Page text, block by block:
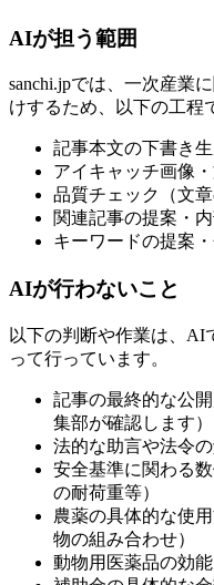
AIが担う範囲
sanchi.jpでは、一次産業
けするため、以下の工程
記事本文の下書き
アイキャッチ画像
品質チェック（文
関連記事の提案・
キーワードの提案
AIが行わないこと
以下の判断や作業は、AI
って行っています。
記事の最終的な公
集部が確認します）
法的な助言や法令
安全基準に関わる
の耐荷重等）
農薬の具体的な使
物の組み合わせ）
動物用医薬品の効